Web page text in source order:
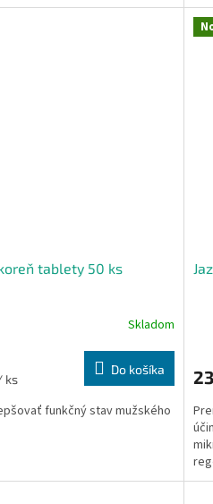
tablety 50 ks
Skladom
ks
Do košíka
funkčný stav mužského